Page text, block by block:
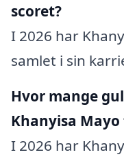
scoret?
I 2026 har
samlet i sin
Hvor mange
Khanyisa Mayo
I 2026 har